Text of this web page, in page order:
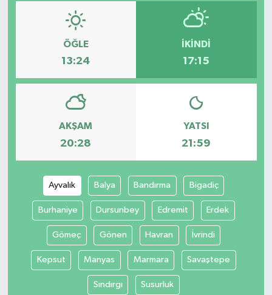
ÖĞLE
13:24
İKINDI
17:15
AKŞAM
20:28
YATSI
21:59
Ayvalık Balya Bandırma Bigadiç
Burhaniye Dursunbey Edremit Erdek
Gömeç Gönen Havran İvrindi
Kepsut Manyas Marmara Savaştepe
Sındırgı Susurluk